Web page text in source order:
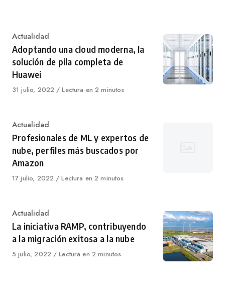
Category
Actualidad
Adoptando una cloud moderna, la
solución de pila completa de
Huawei
Published
31 julio, 2022 Lectura en 2 minutos
Category
Actualidad
Profesionales de ML y expertos de
nube, perfiles más buscados por
Amazon
Published
17 julio, 2022 Lectura en 2 minutos
Category
Actualidad
La iniciativa RAMP, contribuyendo
a la migración exitosa a la nube
Published
5 julio, 2022 Lectura en 2 minutos